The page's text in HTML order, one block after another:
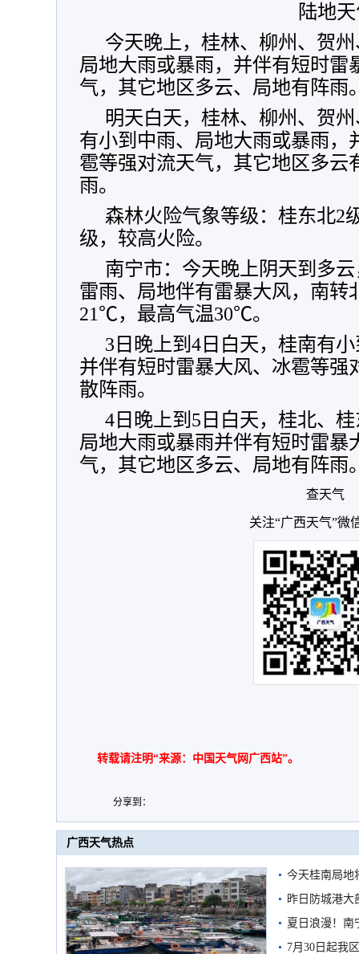
陆地天
今天晚上，桂林、柳州、贺
局地大雨或暴雨，并伴有短时雷
气，其它地区多云、局地有阵雨
明天白天，桂林、柳州、贺
有小到中雨、局地大雨或暴雨，
雹等强对流天气，其它地区多云
雨。
森林火险气象等级：桂东北2
级，较高火险。
南宁市：今天晚上阴天到多
雷雨、局地伴有雷暴大风，南转
21℃，最高气温30℃。
3日晚上到4日白天，桂南有
并伴有短时雷暴大风、冰雹等强
散阵雨。
4日晚上到5日白天，桂北、
局地大雨或暴雨并伴有短时雷暴
气，其它地区多云、局地有阵雨
查天气
关注“广西天气”微
转载请注明“来源：中国天气网广西站”。
分享到：
广西天气热点
今天桂南局地
需继续防范
昨日防城港大
雨
夏日浪漫！南
7月30日起我